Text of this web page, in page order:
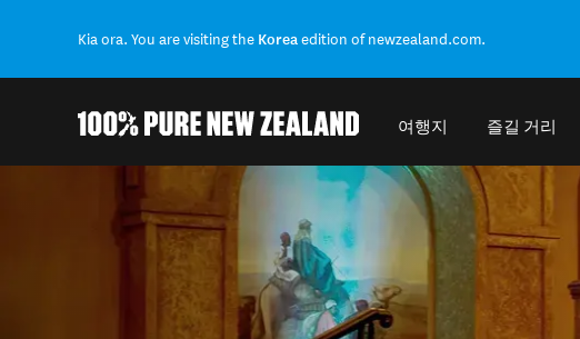
Kia ora. You are visiting the Koreaedition of newzealand.com.
여행지 즐길 거리
Back to my results